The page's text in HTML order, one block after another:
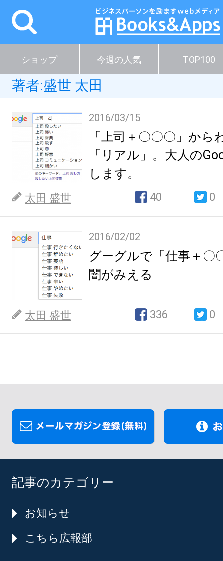
ショップ 今週の人気 TOP100
著者:盛世 太田
2016/03/15
「上司＋〇〇〇」から
「リアル」。大人の
します。
太田 盛世 40 0
2016/02/02
グーグルで「仕事＋〇
闇がみえる
太田 盛世 336 0
記事のカテゴリー
お知らせ
こちら広報部